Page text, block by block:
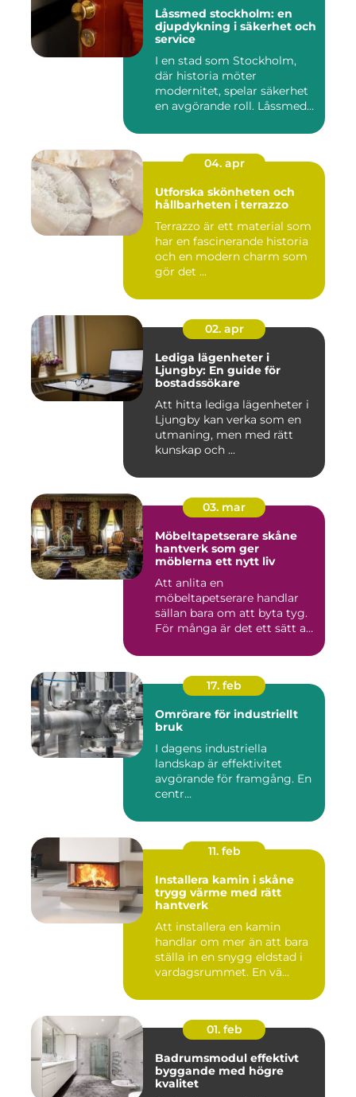
Låssmed stockholm: en
djupdykning i säkerhet och
service
I en stad som Stockholm,
där historia möter
modernitet, spelar säkerhet
en avgörande roll. Låssmed
04. apr
Utforska skönheten och
hållbarheten i terrazzo
Terrazzo är ett material som
har en fascinerande historia
och en modern charm som
gör det ...
02. apr
Lediga lägenheter i
Ljungby: En guide för
bostadssökare
Att hitta lediga lägenheter i
Ljungby kan verka som en
utmaning, men med rätt
kunskap och ...
03. mar
Möbeltapetserare skåne
hantverk som ger
möblerna ett nytt liv
Att anlita en
möbeltapetserare handlar
sällan bara om att byta tyg.
För många är det ett sätt att
17. feb
Omrörare för industriellt
bruk
I dagens industriella
landskap är effektivitet
avgörande för framgång. En
centr...
11. feb
Installera kamin i skåne
trygg värme med rätt
hantverk
Att installera en kamin
handlar om mer än att bara
ställa in en snygg eldstad i
vardagsrummet. En vä...
01. feb
Badrumsmodul effektivt
byggande med högre
kvalitet